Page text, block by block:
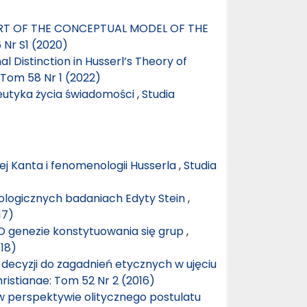
OF THE CONCEPTUAL MODEL OF THE
S1 (2020)
Distinction in Husserl’s Theory of
58 Nr 1 (2022)
życia świadomości,Studia
Kanta i fenomenologii Husserla,Studia
badaniach Edyty Stein,
genezie konstytuowania się grup,
do zagadnień etycznych w ujęciu
Tom 52 Nr 2 (2016)
perspektywie olitycznego postulatu